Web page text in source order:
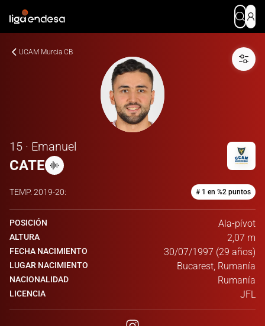
UCAM Murcia CB
15 · Emanuel
CATE
TEMP. 2019-20: # 1 en %2 puntos
POSICIÓN Ala-pívot
ALTURA 2,07 m
FECHA NACIMIENTO 30/07/1997 (29 años)
LUGAR NACIMIENTO Bucarest, Rumanía
NACIONALIDAD Rumanía
LICENCIA JFL